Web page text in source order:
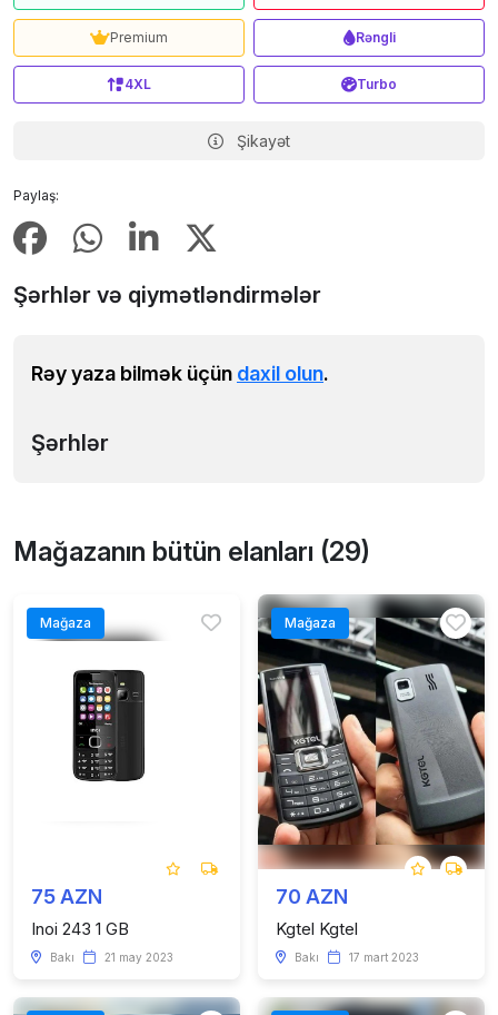
Paylaş:
Premium Rəngli
4XL Turbo
Şikayət
Şərhlər və qiymətləndirmələr
Rəy yaza bilmək üçün daxil olun.
Şərhlər
Mağazanın bütün elanları (29)
Mağaza
75 AZN
Inoi 243 1 GB
Bakı 21 may 2023
Mağaza
70 AZN
Kgtel Kgtel
Bakı 17 mart 2023